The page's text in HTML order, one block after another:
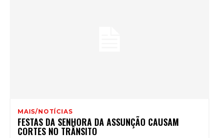
MAIS/NOTÍCIAS
FESTAS DA SENHORA DA ASSUNÇÃO CAUSAM
CORTES NO TRÂNSITO